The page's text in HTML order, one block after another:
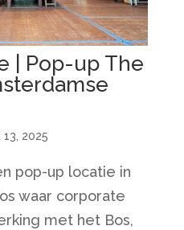
| Pop-up The
13, 2025
pop-up locatie in
waar corporate
met het Bos,